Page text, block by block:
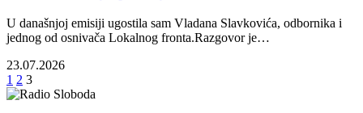
U današnjoj emisiji ugostila sam Vladana Slavkovića, odbornika i
jednog od osnivača Lokalnog fronta.Razgovor je…
23.07.2026
1 2 3